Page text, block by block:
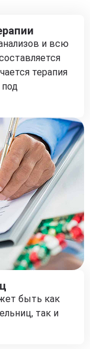
и всю
терапия
быть как
так и